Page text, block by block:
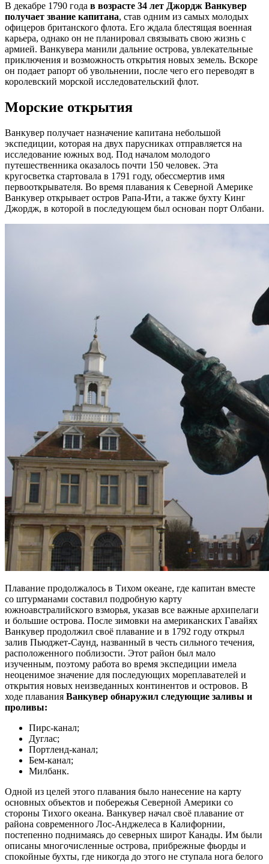
В декабре 1790 года в возрасте 34 лет Джордж Ванкувер
получает звание капитана, став одним из самых молодых
офицеров британского флота. Его ждала блестящая военная
карьера, однако он не планировал связывать свою жизнь с
армией. Ванкувера манили дальние острова, увлекательные
приключения и возможность открытия новых земель. Вскоре
он подает рапорт об увольнении, после чего его переводят в
королевский морской исследовательский флот.
Морские открытия
Ванкувер получает назначение капитана небольшой
экспедиции, которая на двух парусниках отправляется на
исследование южных вод. Под началом молодого
путешественника оказалось почти 150 человек. Эта
кругосветка стартовала в 1791 году, обессмертив имя
первооткрывателя. Во время плавания к Северной Америке
Ванкувер открывает остров Рапа-Ити, а также бухту Кинг
Джордж, в которой в последующем был основан порт Олбани.
Плавание продолжалось в Тихом океане, где капитан вместе
со штурманами составил подробную карту
южноавстралийского взморья, указав все важные архипелаги
и большие острова. После зимовки на американских Гавайях
Ванкувер продолжил своё плавание и в 1792 году открыл
залив Пьюджет-Саунд, названный в честь сильного течения,
расположенного поблизости. Этот район был мало
изученным, поэтому работа во время экспедиции имела
неоценимое значение для последующих мореплавателей и
открытия новых неизведанных континентов и островов. В
ходе плавания Ванкувер обнаружил следующие заливы и
проливы:
Пирс-канал;
Дуглас;
Портленд-канал;
Бем-канал;
Милбанк.
Одной из целей этого плавания было нанесение на карту
основных объектов и побережья Северной Америки со
стороны Тихого океана. Ванкувер начал своё плавание от
района современного Лос-Анджелеса в Калифорнии,
постепенно поднимаясь до северных широт Канады. Им были
описаны многочисленные острова, прибрежные фьорды и
спокойные бухты, где никогда до этого не ступала нога белого